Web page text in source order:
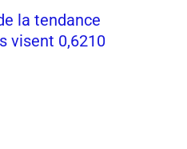
la tendance
visent 0,6210